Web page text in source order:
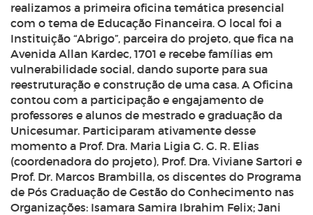
realizamos a primeira oficina temática presencial
com o tema de Educação Financeira. O local foi a
Instituição “Abrigo”, parceira do projeto, que fica na
Avenida Allan Kardec, 1701 e recebe famílias em
vulnerabilidade social, dando suporte para sua
reestruturação e construção de uma casa. A Oficina
contou com a participação e engajamento de
professores e alunos de mestrado e graduação da
Unicesumar. Participaram ativamente desse
momento a Prof. Dra. Maria Ligia G. G. R. Elias
(coordenadora do projeto), Prof. Dra. Viviane Sartori e
Prof. Dr. Marcos Brambilla, os discentes do Programa
de Pós Graduação de Gestão do Conhecimento nas
Organizações: Isamara Samira Ibrahim Felix; Jani